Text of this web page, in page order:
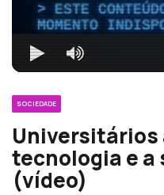
ESTE
MOMENTO
SOCIEDADE
Universitários
tecnologia e
(vídeo)